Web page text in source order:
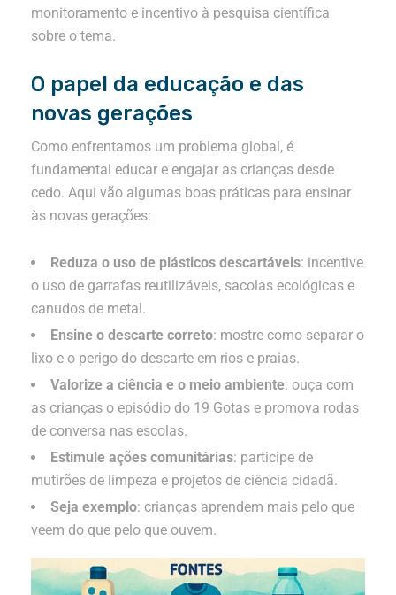
monitoramento e incentivo à pesquisa científica
sobre o tema.
O papel da educação e das
novas gerações
Como enfrentamos um problema global, é
fundamental educar e engajar as crianças desde
cedo. Aqui vão algumas boas práticas para ensinar
às novas gerações:
Reduza o uso de plásticos descartáveis: incentive
o uso de garrafas reutilizáveis, sacolas ecológicas e
canudos de metal.
Ensine o descarte correto: mostre como separar o
lixo e o perigo do descarte em rios e praias.
Valorize a ciência e o meio ambiente: ouça com
as crianças o episódio do 19 Gotas e promova rodas
de conversa nas escolas.
Estimule ações comunitárias: participe de
mutirões de limpeza e projetos de ciência cidadã.
Seja exemplo: crianças aprendem mais pelo que
veem do que pelo que ouvem.